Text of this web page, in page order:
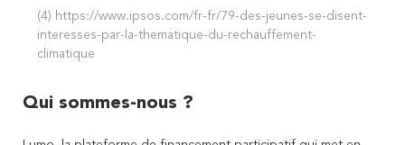
(4) https://www.ipsos.com/fr-fr/79-des-jeunes-se-disent-
interesses-par-la-thematique-du-rechauffement-
climatique
Qui sommes-nous ?